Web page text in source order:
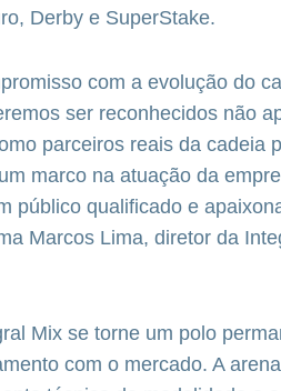
Derby e SuperStake.
com a evolução do
ser reconhecidos não
parceiros reais da cadeia
marco na atuação da
público qualificado e
Marcos Lima, diretor da
Mix se torne um polo
com o mercado. A